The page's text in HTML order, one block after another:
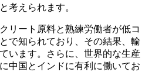
考えられます。
リート原料と熟練労働者が低コ
で知られており、その結果、輸
います。さらに、世界的な生産
中国とインドに有利に働いてお